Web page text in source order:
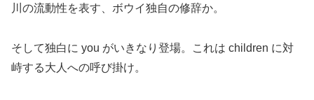
川の流動性を表す、ボウイ独自の修辞か。
そして独白に you がいきなり登場。これは children に対
峙する大人への呼び掛け。